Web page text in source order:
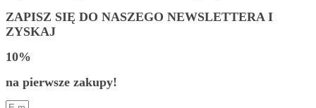
ZAPISZ SIĘ DO NASZEGO NEWSLETTERA I
ZYSKAJ
10%
na pierwsze zakupy!